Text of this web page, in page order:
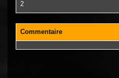
2
Commentaire